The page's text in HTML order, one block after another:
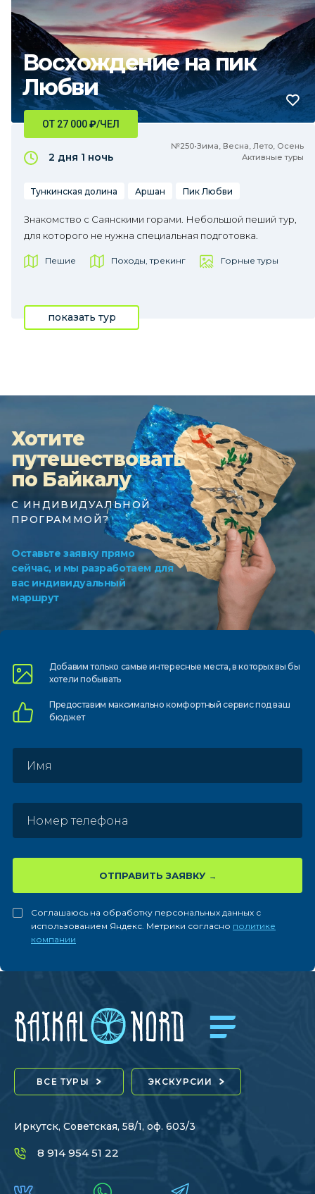
Восхождение на пик
Любви
№250•Зима, Весна, Лето, Осень
Активные туры
ОТ 27 000₽/ЧЕЛ
2 дня 1 ночь
Тункинская долина Аршан Пик Любви
Знакомство с Саянскими горами. Небольшой пеший тур,
для которого не нужна специальная подготовка.
Пешие Походы, трекинг Горные туры
показать тур
Хотите
путешествовать
по Байкалу
С ИНДИВИДУАЛЬНОЙ
ПРОГРАММОЙ?
Оставьте заявку прямо
сейчас, и мы разработаем для
вас индивидуальный
маршрут
Добавим только самыеинтересные места, в которыхвы бы
хотели побывать
Предоставим максимально комфортныйсервис под ваш
бюджет
ОТПРАВИТЬ ЗАЯВКУ
Соглашаюсь на обработку персональных данных с
использованием Яндекс. Метрики согласно политике
компании
ВСЕ ТУРЫ ЭКСКУРСИИ
Иркутск, Советская, 58/1, оф. 603/3
8 914 954 51 22